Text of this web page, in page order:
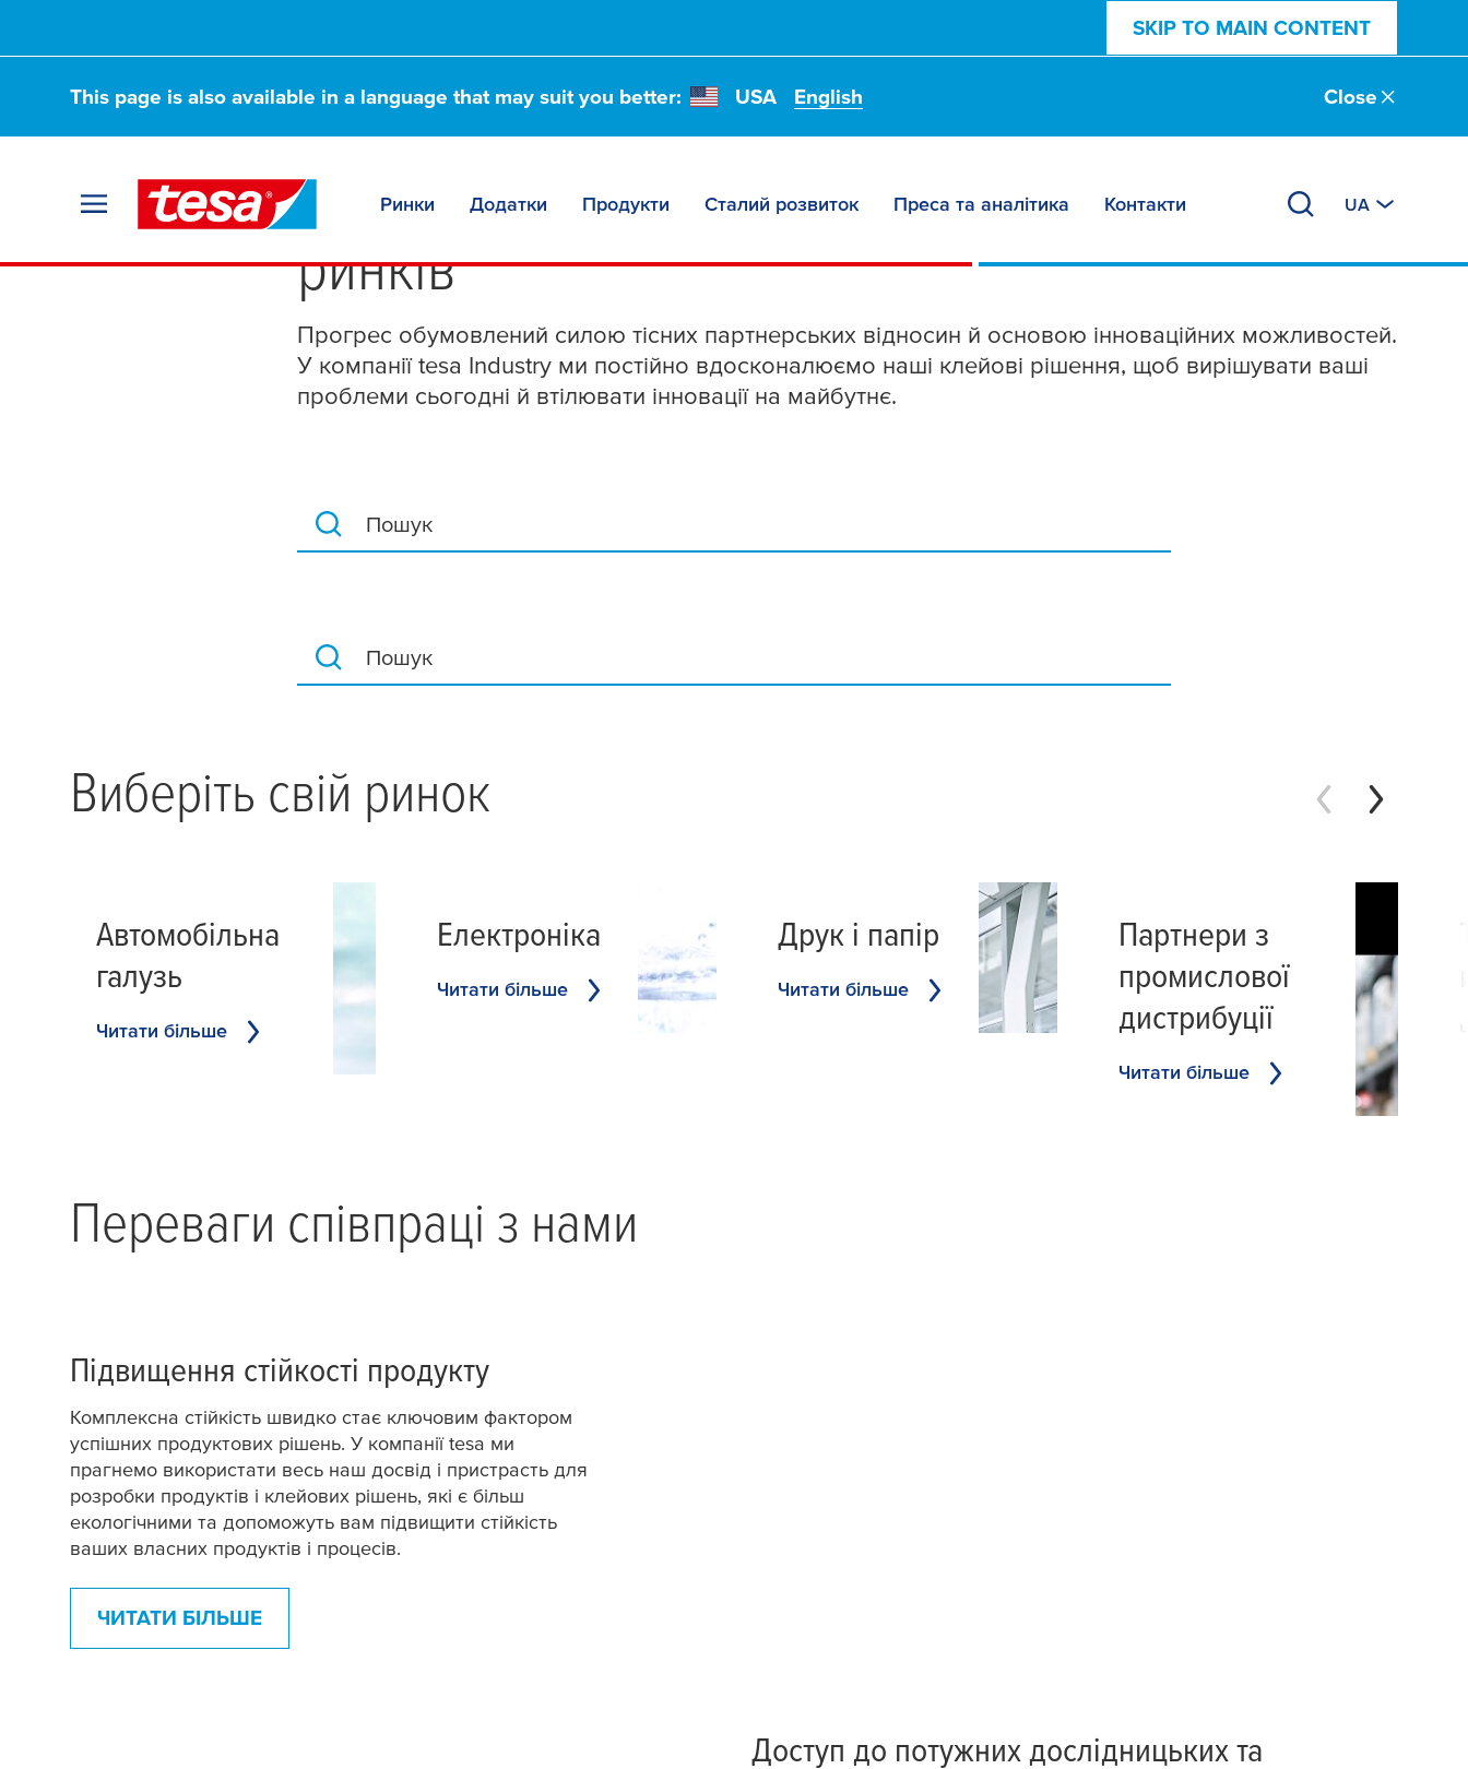
SKIP TO MAIN CONTENT
This page is also available in a language that may suit you better: USA English Close
Ринки Додатки Продукти Сталий розвиток Преса та аналітика Контакти UA
Клейові рішенняtesa® для промислових
ринків
Прогрес обумовлений силою тісних партнерських відносин й основою інноваційних можливостей.
У компанії tesa Industry ми постійно вдосконалюємо наші клейові рішення, щоб вирішувати ваші
проблеми сьогодні й втілювати інновації на майбутнє.
Пошук
Пошук
Виберіть свій ринок
Автомобільна
галузь
Читати більше
Електроніка
Читати більше
Друк і папір
Читати більше
Партнери з
промислової
дистрибуції
Читати більше
Переваги співпраці з нами
Підвищення стійкості продукту
Комплексна стійкість швидко стає ключовим фактором
успішних продуктових рішень. У компаніїtesa ми
прагнемо використати весь наш досвід і пристрасть для
розробки продуктів і клейових рішень, які є більш
екологічними та допоможуть вам підвищити стійкість
ваших власних продуктів і процесів.
ЧИТАТИ БІЛЬШЕ
Доступ до потужних дослідницьких та